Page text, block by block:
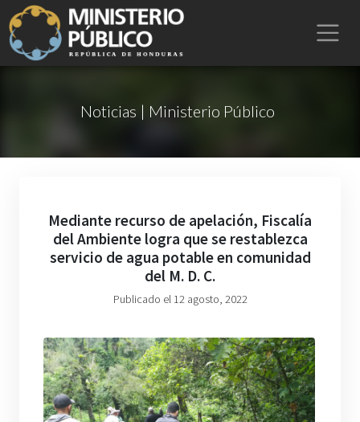
Noticias | Ministerio Público
Mediante recurso de apelación, Fiscalía
del Ambiente logra que se restablezca
servicio de agua potable en comunidad
del M. D. C.
Publicado el 12 agosto, 2022